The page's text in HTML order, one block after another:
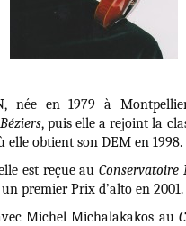
née en 1979 à
, puis elle a rejoint la
elle obtient son DEM en 1998.
est reçue au Conservatoire
premier Prix d’alto en 2001.
Michel Michalakakos au